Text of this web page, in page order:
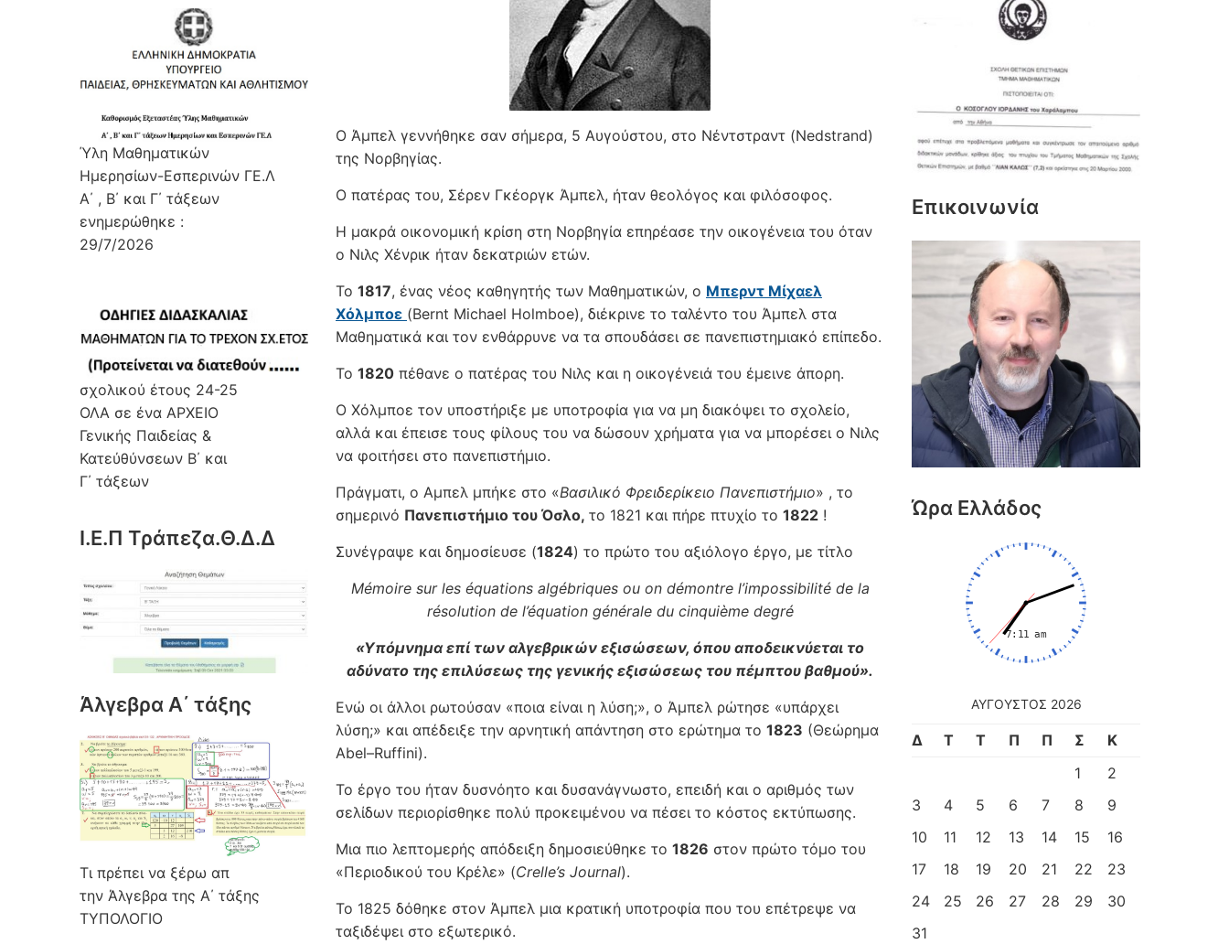
Ύλη Μαθηματικών
Ημερησίων-Εσπερινών ΓΕ.Λ
Α΄ , Β΄ και Γ΄ τάξεων
ενημερώθηκε :
29/7/2026
σχολικού έτους 24-25
ΟΛΑ σε ένα ΑΡΧΕΙΟ
Γενικής Παιδείας &
Κατεύθύνσεων Β΄ και
Γ΄ τάξεων
Ι.Ε.Π Τράπεζα.Θ.Δ.Δ
Άλγεβρα Α΄ τάξης
Τι πρέπει να ξέρω απ
την Άλγεβρα της Α΄ τάξης
ΤΥΠΟΛΟΓΙΟ
Ο Άμπελ γεννήθηκε σαν σήμερα, 5 Αυγούστου, στο Νέντστραντ (Nedstrand)
της Νορβηγίας.
Ο πατέρας του, Σέρεν Γκέοργκ Άμπελ, ήταν θεολόγος και φιλόσοφος.
Η μακρά οικονομική κρίση στη Νορβηγία επηρέασε την οικογένεια του όταν
ο Νιλς Χένρικ ήταν δεκατριών ετών.
Το 1817, ένας νέος καθηγητής των Μαθηματικών, ο Μπερντ Μίχαελ
Χόλμποε (Bernt Michael Holmboe), διέκρινε το ταλέντο του Άμπελ στα
Μαθηματικά και τον ενθάρρυνε να τα σπουδάσει σε πανεπιστημιακό επίπεδο.
Το 1820 πέθανε ο πατέρας του Νιλς και η οικογένειά του έμεινε άπορη.
Ο Χόλμποε τον υποστήριξε με υποτροφία για να μη διακόψει το σχολείο,
αλλά και έπεισε τους φίλους του να δώσουν χρήματα για να μπορέσει ο Νιλς
να φοιτήσει στο πανεπιστήμιο.
Πράγματι, ο Αμπελ μπήκε στο «Βασιλικό Φρειδερίκειο Πανεπιστήμιο» , το
σημερινό Πανεπιστήμιο του Όσλο, το 1821 και πήρε πτυχίο το 1822 !
Συνέγραψε και δημοσίευσε (1824) το πρώτο του αξιόλογο έργο, με τίτλο
Mémoire sur les équations algébriques ou on démontre l’impossibilité de la
résolution de l’équation générale du cinquième degré
«Υπόμνημα επί των αλγεβρικών εξισώσεων, όπου αποδεικνύεται το
αδύνατο της επιλύσεως της γενικής εξισώσεως του πέμπτου βαθμού».
Ενώ οι άλλοι ρωτούσαν «ποια είναι η λύση;», ο Άμπελ ρώτησε «υπάρχει
λύση;» και απέδειξε την αρνητική απάντηση στο ερώτημα το 1823 (Θεώρημα
Abel–Ruffini).
Το έργο του ήταν δυσνόητο και δυσανάγνωστο, επειδή και ο αριθμός των
σελίδων περιορίσθηκε πολύ προκειμένου να πέσει το κόστος εκτύπωσης.
Μια πιο λεπτομερής απόδειξη δημοσιεύθηκε το 1826 στον πρώτο τόμο του
«Περιοδικού του Κρέλε» (Crelle’s Journal).
Το 1825 δόθηκε στον Άμπελ μια κρατική υποτροφία που του επέτρεψε να
ταξιδέψει στο εξωτερικό.
Επικοινωνία
Ώρα Ελλάδος
ΑΎΓΟΥΣΤΟΣ 2026
Δ Τ Τ Π Π Σ
Κ
1
2
3
4 5 6 7 8
9
10
11 12 13 14 15
16
17
18 19 20 21 22
23
24
25 26 27 28 29
30
31